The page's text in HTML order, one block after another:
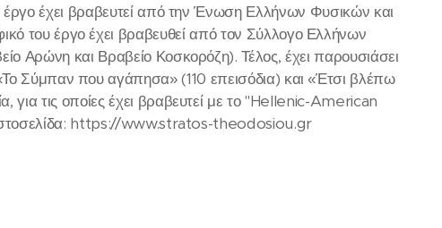
έργο έχει βραβευτεί από την Ένωση Ελλήνων Φυσικών και
του έργο έχει βραβευθεί από τον Σύλλογο Ελλήνων
Αρώνη και Βραβείο Κοσκορόζη). Τέλος, έχει παρουσιάσει
Σύμπαν που αγάπησα» (110 επεισόδια) και «Έτσι βλέπω
για τις οποίες έχει βραβευτεί με το "Hellenic-American
https://www.stratos-theodosiou.gr